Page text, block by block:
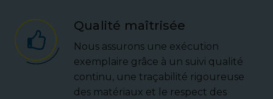
Qualité maîtrisée
Nous assurons une exécution
exemplaire grâce à un suivi qualité
continu, une traçabilité rigoureuse
des matériaux et le respect des